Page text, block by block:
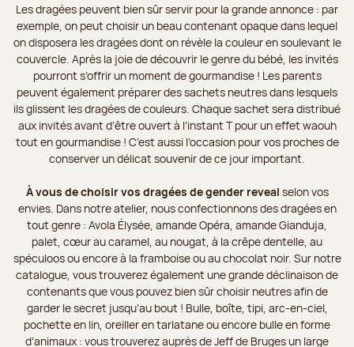
Les dragées peuvent bien sûr servir pour la grande annonce : par
exemple, on peut choisir un beau contenant opaque dans lequel
on disposera les dragées dont on révèle la couleur en soulevant le
couvercle. Après la joie de découvrir le genre du bébé, les invités
pourront s’offrir un moment de gourmandise ! Les parents
peuvent également préparer des sachets neutres dans lesquels
ils glissent les dragées de couleurs. Chaque sachet sera distribué
aux invités avant d’être ouvert à l’instant T pour un effet waouh
tout en gourmandise ! C’est aussi l’occasion pour vos proches de
conserver un délicat souvenir de ce jour important.
À vous de choisir vos dragées de gender reveal selon vos
envies. Dans notre atelier, nous confectionnons des dragées en
tout genre : Avola Élysée, amande Opéra, amande Gianduja,
palet, cœur au caramel, au nougat, à la crêpe dentelle, au
spéculoos ou encore à la framboise ou au chocolat noir. Sur notre
catalogue, vous trouverez également une grande déclinaison de
contenants que vous pouvez bien sûr choisir neutres afin de
garder le secret jusqu’au bout ! Bulle, boîte, tipi, arc-en-ciel,
pochette en lin, oreiller en tarlatane ou encore bulle en forme
d’animaux : vous trouverez auprès de Jeff de Bruges un large